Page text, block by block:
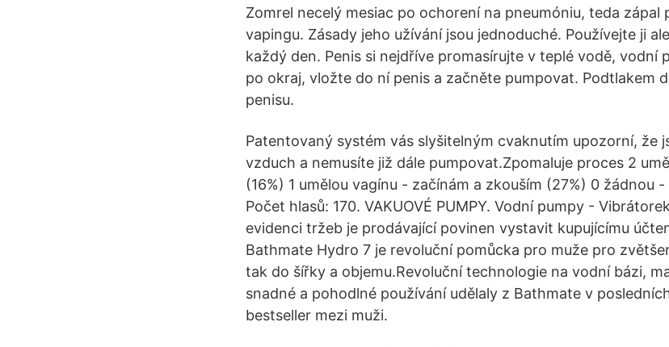
Zomrel necelý mesiac po ochorení na pneumóniu, teda zápal
vapingu. Zásady jeho užívání jsou jednoduché. Používejte ji
každý den. Penis si nejdříve promasírujte v teplé vodě, vodní
po okraj, vložte do ní penis a začněte pumpovat. Podtlakem
penisu.
Patentovaný systém vás slyšitelným cvaknutím upozorní, že
vzduch a nemusíte již dále pumpovat.Zpomaluje proces 2
(16%) 1 umělou vagínu - začínám a zkouším (27%) 0 žádnou
Počet hlasů: 170. VAKUOVÉ PUMPY. Vodní pumpy -
evidenci tržeb je prodávající povinen vystavit kupujícímu
Bathmate Hydro 7 je revoluční pomůcka pro muže pro
tak do šířky a objemu.Revoluční technologie na vodní bázi,
snadné a pohodlné používání udělaly z Bathmate v
bestseller mezi muži.